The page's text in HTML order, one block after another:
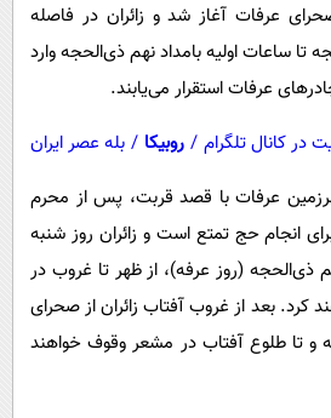
اجتماعی
عرفات آغاز شد و زائران در فاصله
ساعات اولیه بامداد نهم ذی‌الحجه وارد
عرفات استقرار می‌یابند.
در کانال تلگرام / روبیکا / بله عصر ایران
عرفات با قصد قربت، پس از محرم
انجام حج تمتع است و زائران روز شنبه
ذی‌الحجه (روز عرفه)، از ظهر تا غروب در
بعد از غروب آفتاب زائران از صحرای
و تا طلوع آفتاب در مشعر وقوف خواهند